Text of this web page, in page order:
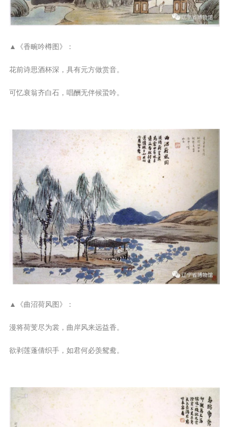
▲《香畹吟樽图》：
花前诗思酒杯深，具有元方做赏音。
可忆衰翁齐白石，唱酬无伴候蛩吟。
▲《曲沼荷风图》：
漫将荷芰尽为裳，曲岸风来远益香。
欲剥莲蓬倩织手，如君何必羡鸳鸯。